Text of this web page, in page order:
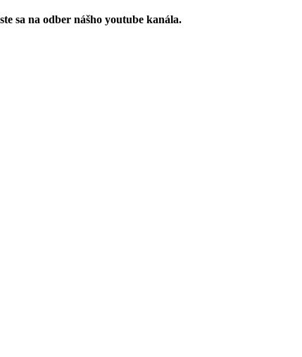
sa na odber nášho youtube kanála.